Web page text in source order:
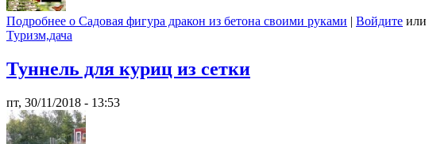
Подробнее о Садовая фигура дракон из бетона своими руками | Войдите или
Туризм,дача
Туннель для куриц из сетки
пт, 30/11/2018 - 13:53